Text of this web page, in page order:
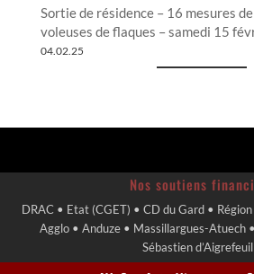
Sortie de résidence – 16 mesures
voleuses de flaques – samedi 15
04.02.25
Nos soutiens
DRAC • Etat (CGET) • CD du Gard •
Agglo • Anduze • Massillargues-Atuech
Sébastien